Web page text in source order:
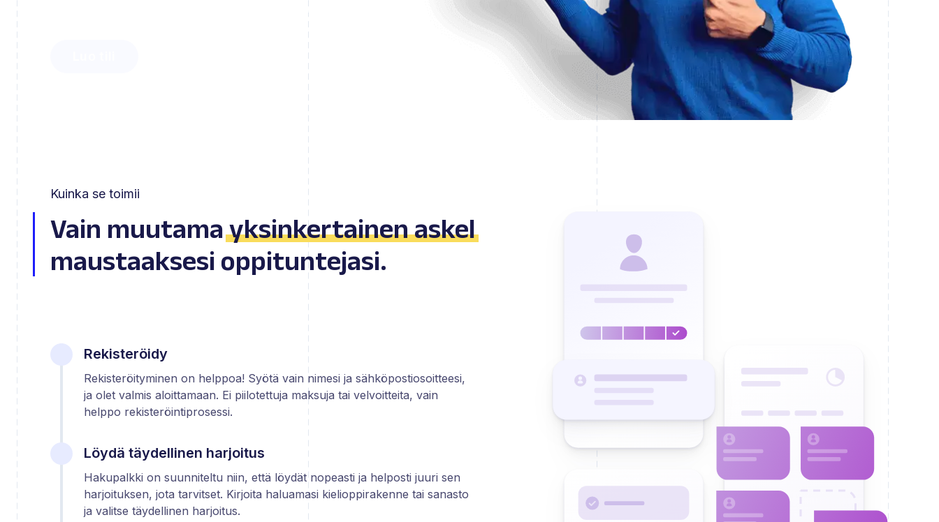
ja kuinka helposti saat oppilaasi innostumaan.
Kuinka se toimii
Vain muutamayksinkertainen askel
maustaaksesi oppituntejasi.
Rekisteröidy
Rekisteröityminen on helppoa! Syötä vain nimesi ja sähköpostiosoitteesi,
ja olet valmis aloittamaan. Ei piilotettuja maksuja tai velvoitteita, vain
helppo rekisteröintiprosessi.
Löydä täydellinen harjoitus
Hakupalkki on suunniteltu niin, että löydät nopeasti ja helposti juuri sen
harjoituksen, jota tarvitset. Kirjoita haluamasi kielioppirakenne tai sanasto
ja valitse täydellinen harjoitus.